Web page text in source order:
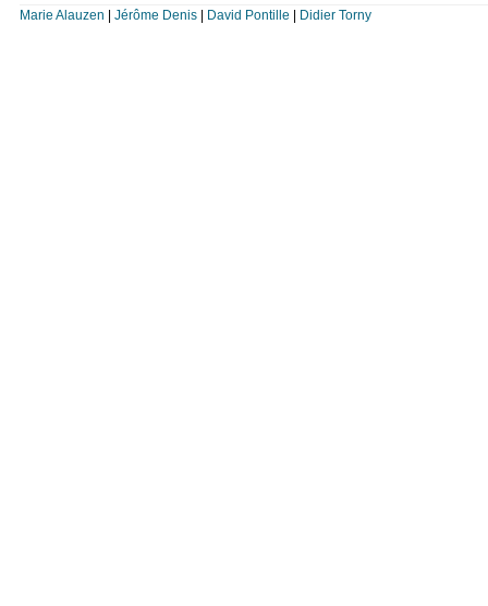
Marie Alauzen Jérôme Denis| David Pontille Didier Torny